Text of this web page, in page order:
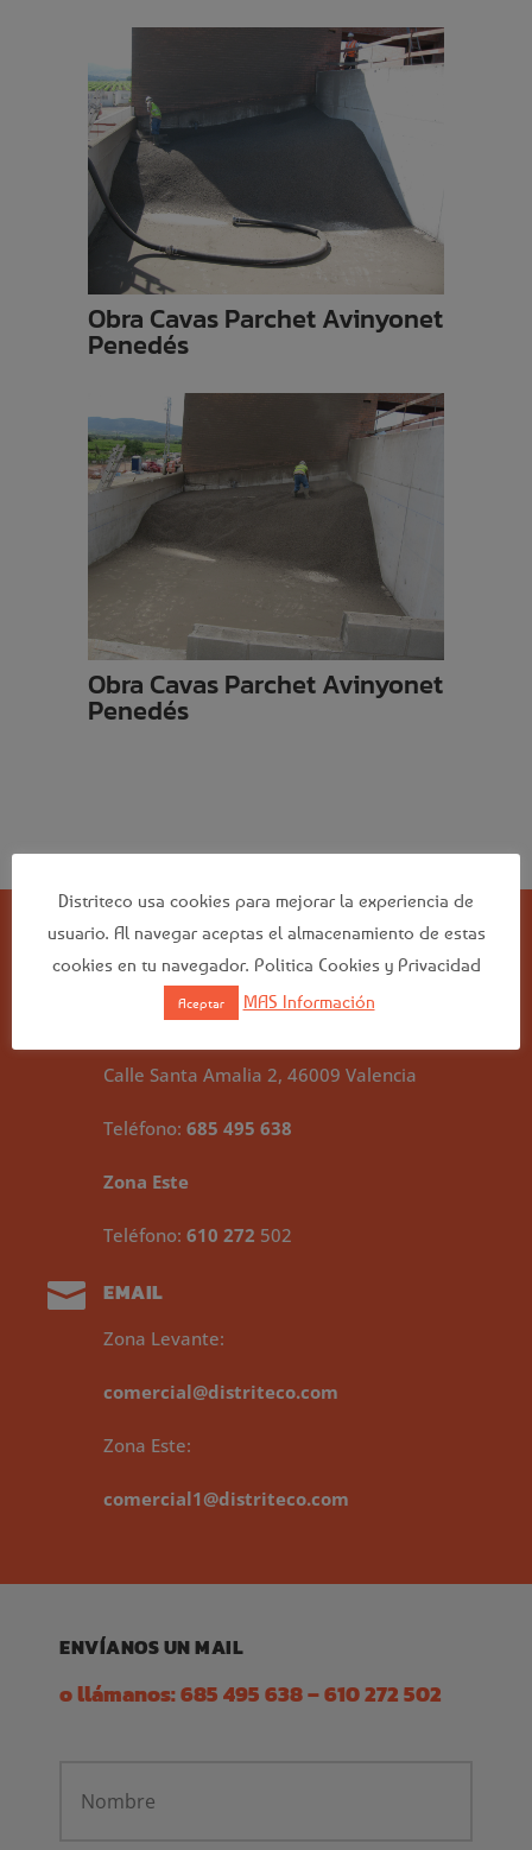
Obra Cavas Parchet Avinyonet
Penedés
Obra Cavas Parchet Avinyonet
Penedés
 UBICACION - CONTACTO
Zona Levante
Calle Santa Amalia 2, 46009 Valencia
Teléfono: 685 495 638
Zona Este
Teléfono: 610 272 502
 EMAIL
Zona Levante:
comercial@distriteco.com
Zona Este:
comercial1@distriteco.com
ENVÍANOS UN MAIL
o llámanos:685 495 638–610 272 502
Distriteco usa cookies para mejorar la experiencia de
usuario. Al navegar aceptas el almacenamiento de estas
cookies en tu navegador. Politica Cookies y Privacidad
Aceptar MAS Información